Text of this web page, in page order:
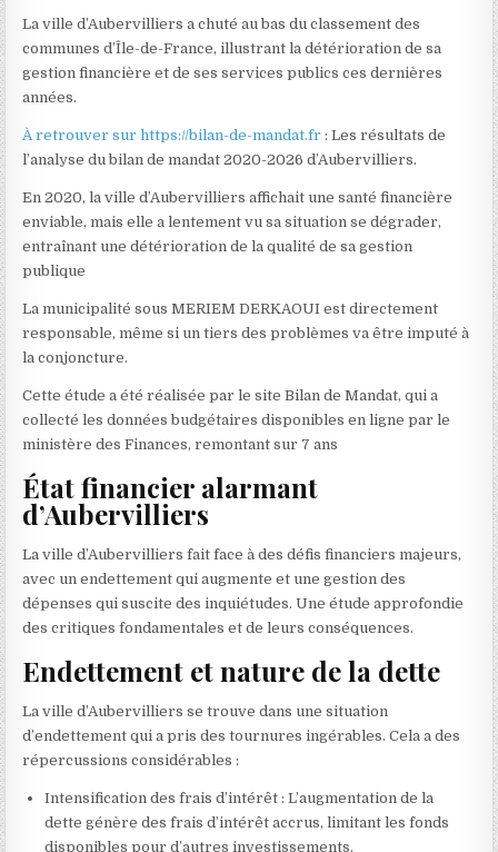
La ville d’Aubervilliers a chuté au bas du classement des
communes d’Île-de-France, illustrant la détérioration de sa
gestion financière et de ses services publics ces dernières
années.
À retrouver sur https://bilan-de-mandat.fr : Les résultats de
l’analyse du bilan de mandat 2020-2026 d’Aubervilliers.
En 2020, la ville d’Aubervilliers affichait une santé financière
enviable, mais elle a lentement vu sa situation se dégrader,
entraînant une détérioration de la qualité de sa gestion
publique
La municipalité sous MERIEM DERKAOUI est directement
responsable, même si un tiers des problèmes va être imputé à
la conjoncture.
Cette étude a été réalisée par le site Bilan de Mandat, qui a
collecté les données budgétaires disponibles en ligne par le
ministère des Finances, remontant sur 7 ans
État financier alarmant
d’Aubervilliers
La ville d’Aubervilliers fait face à des défis financiers majeurs,
avec un endettement qui augmente et une gestion des
dépenses qui suscite des inquiétudes. Une étude approfondie
des critiques fondamentales et de leurs conséquences.
Endettement et nature de la dette
La ville d’Aubervilliers se trouve dans une situation
d’endettement qui a pris des tournures ingérables. Cela a des
répercussions considérables :
Intensification des frais d’intérêt : L’augmentation de la
dette génère des frais d’intérêt accrus, limitant les fonds
disponibles pour d’autres investissements.